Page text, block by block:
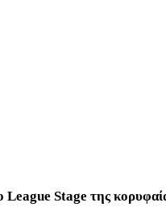
League Stage της